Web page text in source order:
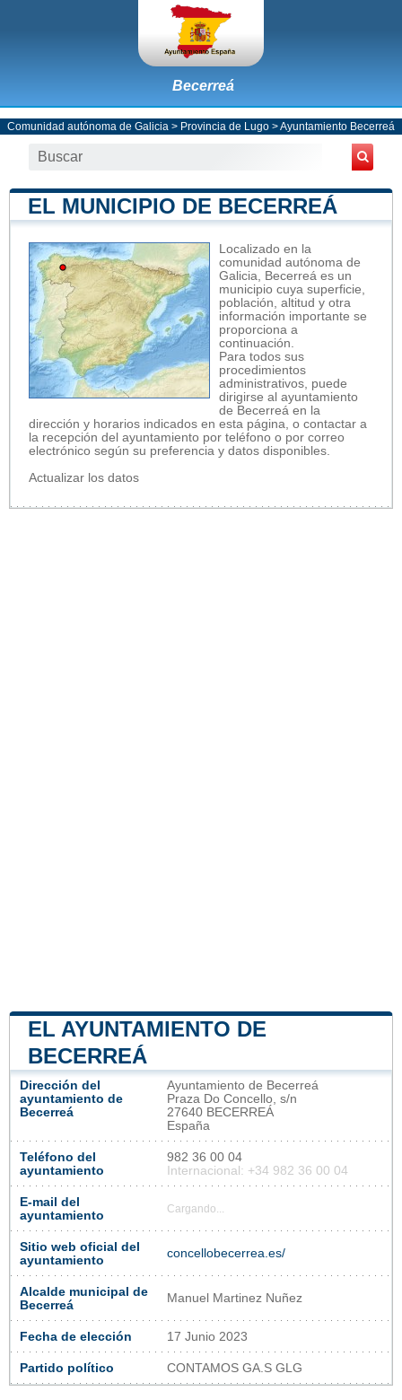
Becerreá
Comunidad autónoma de Galicia > Provincia de Lugo >Ayuntamiento Becerreá
EL MUNICIPIO DE BECERREÁ
Localizado en la
comunidad autónoma de
Galicia, Becerreá es un
municipio cuya superficie,
población, altitud y otra
información importante se
proporciona a
continuación.
Para todos sus
procedimientos
administrativos, puede
dirigirse al ayuntamiento
de Becerreá en la
dirección y horarios indicados en esta página, o contactar a
la recepción del ayuntamiento por teléfono o por correo
electrónico según su preferencia y datos disponibles.
Actualizar los datos
EL AYUNTAMIENTO DE
BECERREÁ
Dirección del
ayuntamiento de
Becerreá
Ayuntamiento de Becerreá
Praza Do Concello, s/n
27640 BECERREÁ
España
Teléfono del
ayuntamiento
982 36 00 04
Internacional: +34 982 36 00 04
E-mail del
ayuntamiento
Cargando...
Sitio web oficial del
ayuntamiento
concellobecerrea.es/
Alcalde municipal de
Becerreá
Manuel Martinez Nuñez
Fecha de elección 17 Junio 2023
Partido político CONTAMOS GA.S GLG